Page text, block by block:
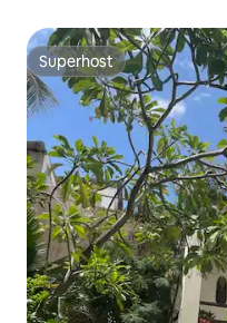
Superhost
Superhost